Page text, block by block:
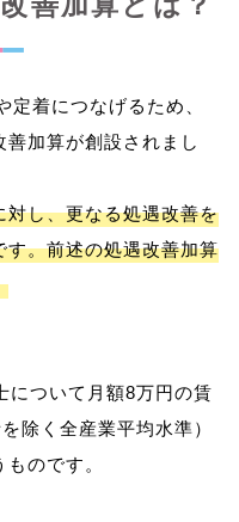
着につなげるため、
加算が創設されまし
対し、更なる処遇改善を
す。前述の処遇改善加算
について月額8万円の賃
除く全産業平均水準）